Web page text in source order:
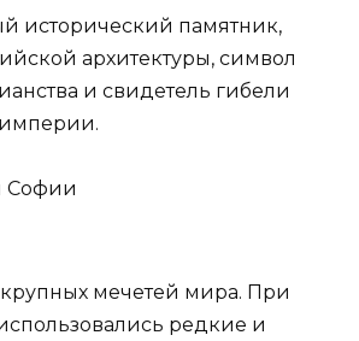
исторический памятник,
архитектуры, символ
и свидетель гибели
мечетей мира. При
редкие и